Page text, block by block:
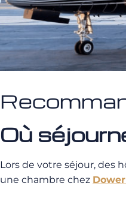
Où
Lors de votre séjour, des
une chambre chez